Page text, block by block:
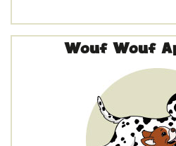
Wouf Wouf